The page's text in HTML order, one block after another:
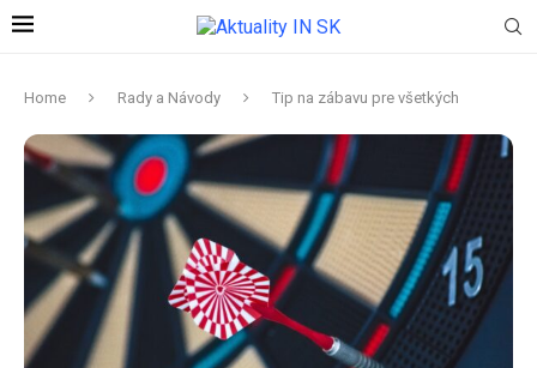
Home Rady a Návody Tip na zábavu pre všetkých